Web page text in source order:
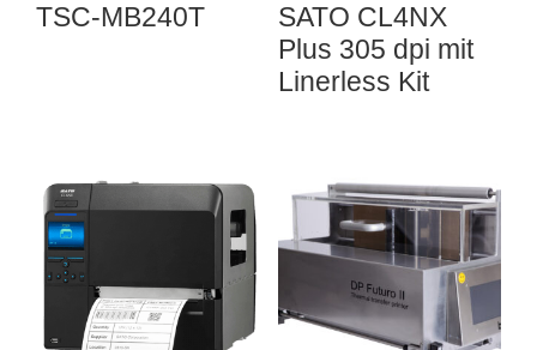
TSC-MB240T
SATO CL4NX
Plus 305 dpi mit
Linerless Kit